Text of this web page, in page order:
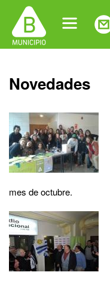
navigation
Back
to
Novedades
mes de octubre.